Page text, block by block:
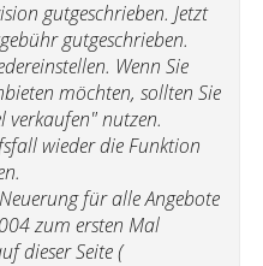
gutgeschrieben. Jetzt
gutgeschrieben.
Wenn Sie
möchten, sollten Sie
verkaufen" nutzen.
wieder die Funktion
für alle Angebote
zum ersten Mal
dieser Seite (